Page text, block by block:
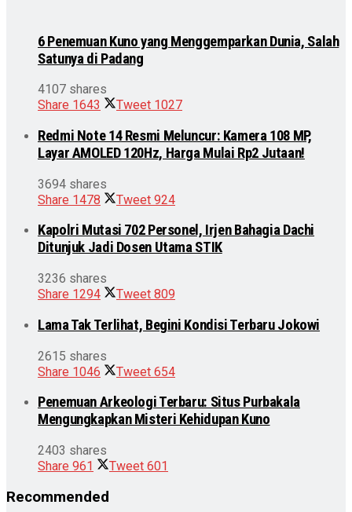
6 Penemuan Kuno yang Menggemparkan Dunia, Salah
Satunya di Padang
4107 shares
Share 1643 Tweet 1027
Redmi Note 14 Resmi Meluncur: Kamera 108 MP,
Layar AMOLED 120Hz, Harga Mulai Rp2 Jutaan!
3694 shares
Share 1478 Tweet 924
Kapolri Mutasi 702 Personel, Irjen Bahagia Dachi
Ditunjuk Jadi Dosen Utama STIK
3236 shares
Share 1294 Tweet 809
Lama Tak Terlihat, Begini Kondisi Terbaru Jokowi
2615 shares
Share 1046 Tweet 654
Penemuan Arkeologi Terbaru: Situs Purbakala
Mengungkapkan Misteri Kehidupan Kuno
2403 shares
Share 961 Tweet 601
Recommended